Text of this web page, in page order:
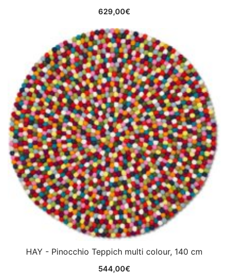
629,00€
HAY - Pinocchio Teppich multi colour, 140 cm
544,00€